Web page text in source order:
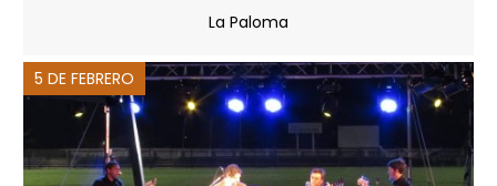
La Paloma
5 DE FEBRERO